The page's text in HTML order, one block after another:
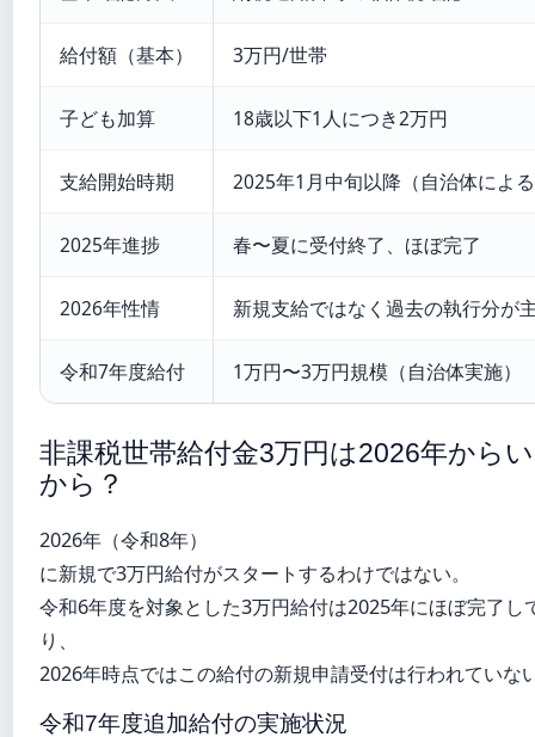
給付額（基本） 3万円/世帯
子ども加算 18歳以下1人につき2万円
支給開始時期 2025年1月中旬以降（自治体によ
2025年進捗 春〜夏に受付終了、ほぼ完了
2026年性情 新規支給ではなく過去の執行分が
令和7年度給付 1万円〜3万円規模（自治体実施）
非課税世帯給付金3万円は2026年から
から？
2026年（令和8年）
に新規で3万円給付がスタートするわけではない。
令和6年度を対象とした3万円給付は2025年にほぼ完了し
り、
2026年時点ではこの給付の新規申請受付は行われていな
令和7年度追加給付の実施状況